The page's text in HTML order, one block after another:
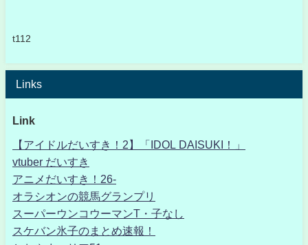
t112
Links
Link
【アイドルだいすき！2】「IDOL DAISUKI！」
vtuber だいすき
アニメだいすき！26-
オラシオンの競馬グランプリ
スーパーウンコウーマンT・子なし
スケバン氷子のまとめ速報！